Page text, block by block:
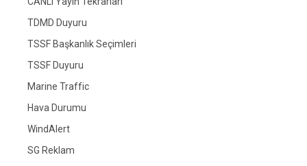
TDMD Duyuru
TSSF Başkanlık Seçimleri
TSSF Duyuru
Marine Traffic
Hava Durumu
WindAlert
SG Reklam